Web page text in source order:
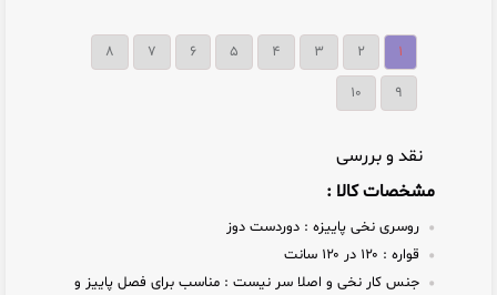
۱ ۲ ۳ ۴ ۵ ۶ ۷ ۸
9
10
نقد و بررسی
مشخصات کالا :
روسری نخی پاییزه : دوردست دوز
قواره :
جنس کار نخی و اصلا سر نیست : مناسب برای فصل پاییز و